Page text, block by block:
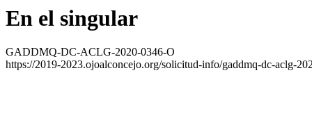
En el singular
GADDMQ-DC-ACLG-2020-0346-O
https://2019-2023.ojoalconcejo.org/solicitud-info/gaddmq-dc-aclg-